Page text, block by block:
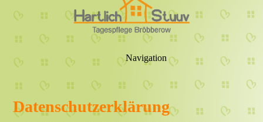
Navigation
Datenschutzerklärung